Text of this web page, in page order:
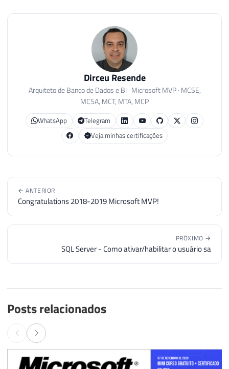
Dirceu Resende
Arquiteto de Banco de Dados e BI · Microsoft MVP · MCSE,
MCSA, MCT, MTA, MCP
WhatsApp
Telegram
Veja minhas certificações
← ANTERIOR
Congratulations 2018-2019 Microsoft MVP!
PRÓXIMO →
SQL Server - Como ativar/habilitar o usuário sa
Posts relacionados